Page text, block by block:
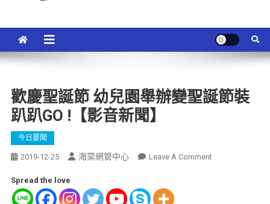
歡慶聖誕節 幼兒園舉辦變聖誕節裝
趴趴GO !【影音新聞】
今日要聞
2019-12-25 海棠網管中心 Leave A Comment
Spread the love